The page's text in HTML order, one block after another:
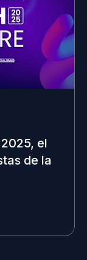
el
de la